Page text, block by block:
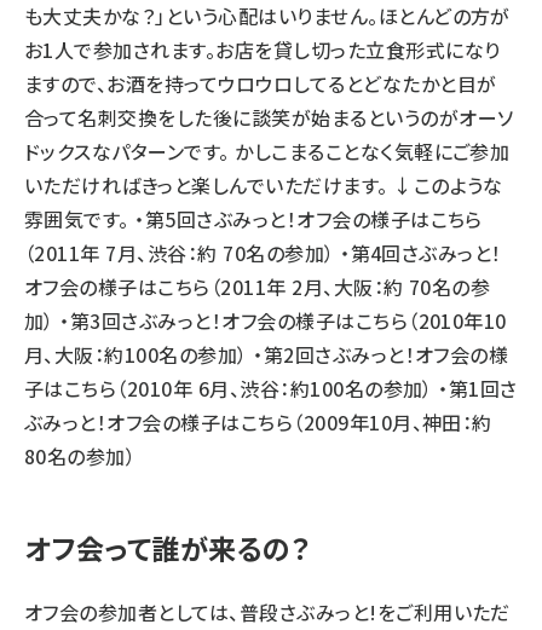
も大丈夫かな？」という心配はいりません。ほとんどの方が
お1人で参加されます。お店を貸し切った立食形式になり
ますので、お酒を持ってウロウロしてるとどなたかと目が
合って名刺交換をした後に談笑が始まるというのがオーソ
ドックスなパターンです。 かしこまることなく気軽にご参加
いただければきっと楽しんでいただけます。 ↓このような
雰囲気です。 ・第5回さぶみっと！オフ会の様子はこちら
（2011年 7月、渋谷：約 70名の参加） ・第4回さぶみっと！
オフ会の様子はこちら （2011年 2月、大阪：約 70名の参
加） ・第3回さぶみっと！オフ会の様子はこちら （2010年10
月、大阪：約100名の参加） ・第2回さぶみっと！オフ会の様
子はこちら （2010年 6月、渋谷：約100名の参加） ・第1回さ
ぶみっと！オフ会の様子はこちら （2009年10月、神田：約
80名の参加）
オフ会って誰が来るの？
オフ会の参加者としては、普段さぶみっと!をご利用いただ